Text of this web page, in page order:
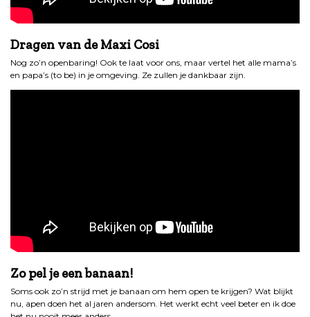
Dragen van de Maxi Cosi
Nog zo’n openbaring! Ook te laat voor ons, maar vertel het alle mama’s
en papa’s (to be) in je omgeving. Ze zullen je dankbaar zijn.
Zo pel je een banaan!
Soms ook zo’n strijd met je banaan om hem open te krijgen? Wat blijkt
nu, apen doen het al jaren andersom. Het werkt echt veel beter en ik doe